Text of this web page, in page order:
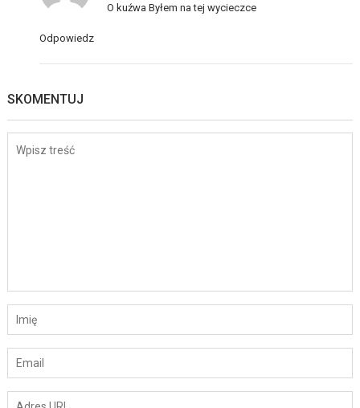
O kuźwa Byłem na tej wycieczce
Odpowiedz
SKOMENTUJ